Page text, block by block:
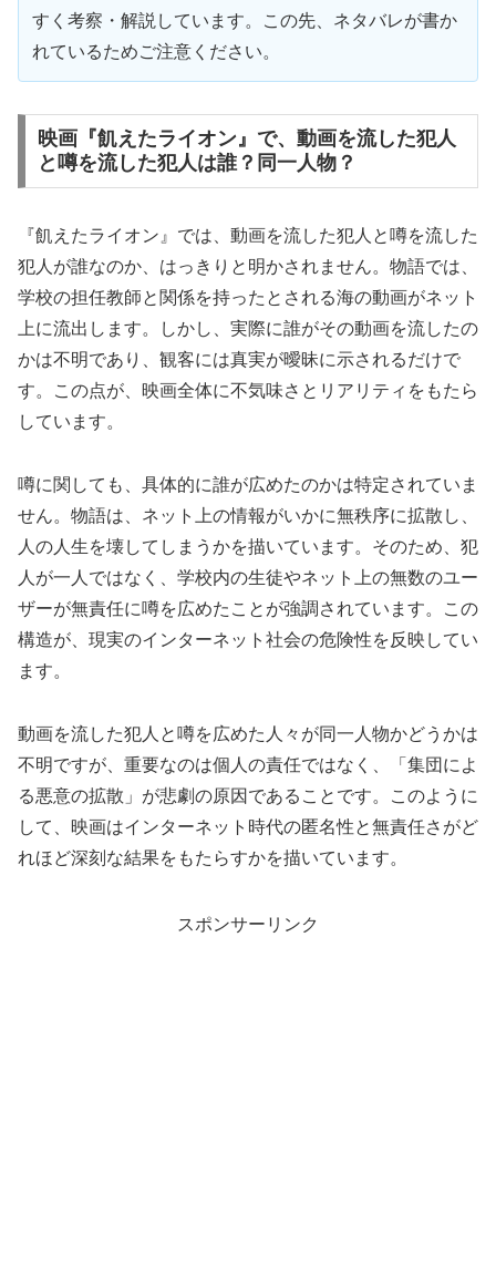
すく考察・解説しています。この先、ネタバレが書か
れているためご注意ください。
映画『飢えたライオン』で、動画を流した犯人
と噂を流した犯人は誰？同一人物？
『飢えたライオン』では、動画を流した犯人と噂を流した
犯人が誰なのか、はっきりと明かされません。物語では、
学校の担任教師と関係を持ったとされる海の動画がネット
上に流出します。しかし、実際に誰がその動画を流したの
かは不明であり、観客には真実が曖昧に示されるだけで
す。この点が、映画全体に不気味さとリアリティをもたら
しています。
噂に関しても、具体的に誰が広めたのかは特定されていま
せん。物語は、ネット上の情報がいかに無秩序に拡散し、
人の人生を壊してしまうかを描いています。そのため、犯
人が一人ではなく、学校内の生徒やネット上の無数のユー
ザーが無責任に噂を広めたことが強調されています。この
構造が、現実のインターネット社会の危険性を反映してい
ます。
動画を流した犯人と噂を広めた人々が同一人物かどうかは
不明ですが、重要なのは個人の責任ではなく、「集団によ
る悪意の拡散」が悲劇の原因であることです。このように
して、映画はインターネット時代の匿名性と無責任さがど
れほど深刻な結果をもたらすかを描いています。
スポンサーリンク